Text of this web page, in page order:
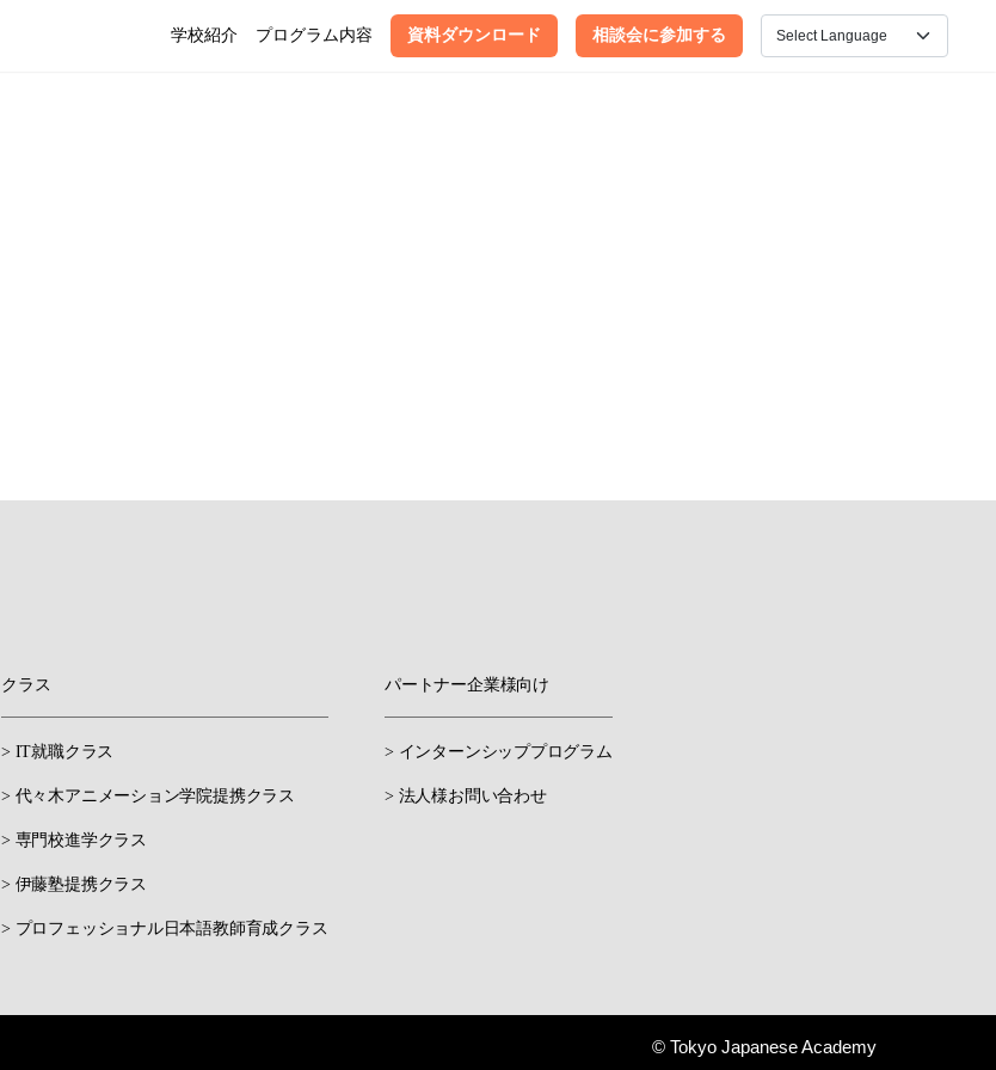
学校紹介 プログラム内容 資料ダウンロード 相談会に参加する
クラス
> IT就職クラス
> 代々木アニメーション学院提携クラス
> 専門校進学クラス
> 伊藤塾提携クラス
> プロフェッショナル日本語教師育成クラス
パートナー企業様向け
> インターンシッププログラム
> 法人様お問い合わせ
© Tokyo Japanese Academy